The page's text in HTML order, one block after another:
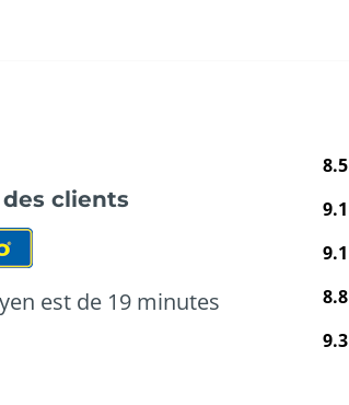
clients
est de 19 minutes
8.5
9.1
9.1
8.8
9.3